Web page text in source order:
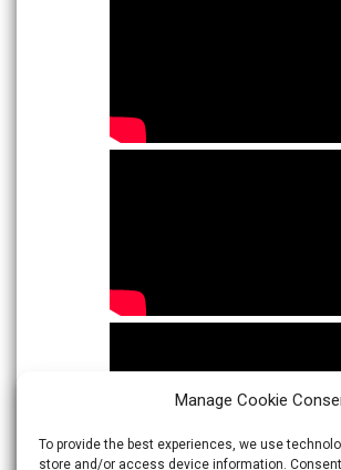
Manage Cookie
To provide the best experiences, we use
store and/or access device information.